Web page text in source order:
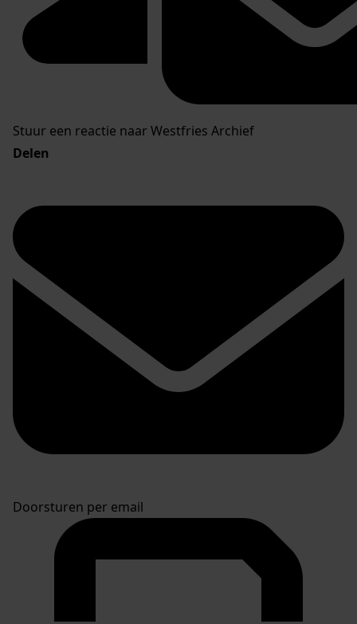
Stuur een reactie naar Westfries Archief
Delen
Doorsturen per email